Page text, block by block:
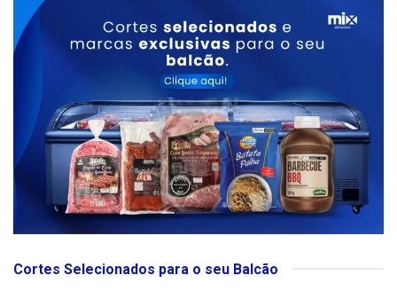
Cortes Selecionados para o seu Balcão